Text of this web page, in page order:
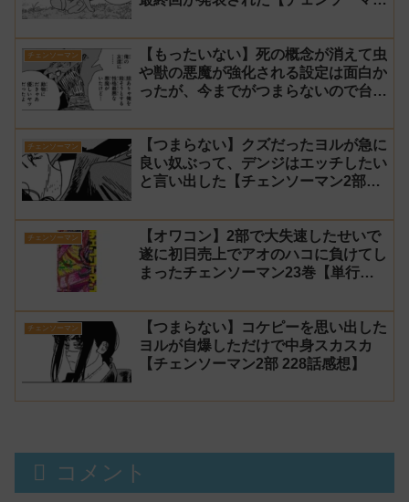
チェンソーマン
【もったいない】死の概念が消えて虫
や獣の悪魔が強化される設定は面白か
ったが、今までがつまらないので台無
チェンソーマン
【つまらない】クズだったヨルが急に
良い奴ぶって、デンジはエッチしたい
と言い出した【チェンソーマン2部
チェンソーマン
【オワコン】2部で大失速したせいで
遂に初日売上でアオのハコに負けてし
まったチェンソーマン23巻【単行
チェンソーマン
【つまらない】コケピーを思い出した
ヨルが自爆しただけで中身スカスカ
【チェンソーマン2部 228話感想】
コメント